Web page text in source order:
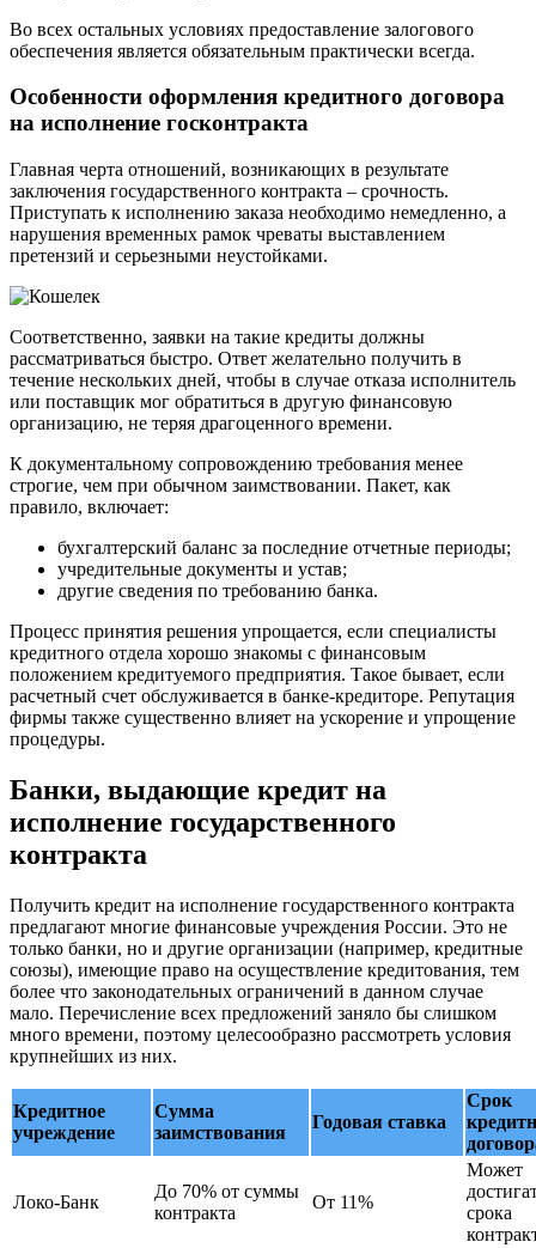
Во всех остальных условиях предоставление залогового
обеспечения является обязательным практически всегда.
Особенности оформления кредитного договора
на исполнение госконтракта
Главная черта отношений, возникающих в результате
заключения государственного контракта – срочность.
Приступать к исполнению заказа необходимо немедленно, а
нарушения временных рамок чреваты выставлением
претензий и серьезными неустойками.
Соответственно, заявки на такие кредиты должны
рассматриваться быстро. Ответ желательно получить в
течение нескольких дней, чтобы в случае отказа исполнитель
или поставщик мог обратиться в другую финансовую
организацию, не теряя драгоценного времени.
К документальному сопровождению требования менее
строгие, чем при обычном заимствовании. Пакет, как
правило, включает:
бухгалтерский баланс за последние отчетные периоды;
учредительные документы и устав;
другие сведения по требованию банка.
Процесс принятия решения упрощается, если специалисты
кредитного отдела хорошо знакомы с финансовым
положением кредитуемого предприятия. Такое бывает, если
расчетный счет обслуживается в банке-кредиторе. Репутация
фирмы также существенно влияет на ускорение и упрощение
процедуры.
Банки, выдающие кредит на
исполнение государственного
контракта
Получить кредит на исполнение государственного контракта
предлагают многие финансовые учреждения России. Это не
только банки, но и другие организации (например, кредитные
союзы), имеющие право на осуществление кредитования, тем
более что законодательных ограничений в данном случае
мало. Перечисление всех предложений заняло бы слишком
много времени, поэтому целесообразно рассмотреть условия
крупнейших из них.
Кредитное
учреждение
Сумма
заимствования
Годовая ставка
Срок
Локо-Банк
До 70% от суммы
контракта
От 11%
Может
срока